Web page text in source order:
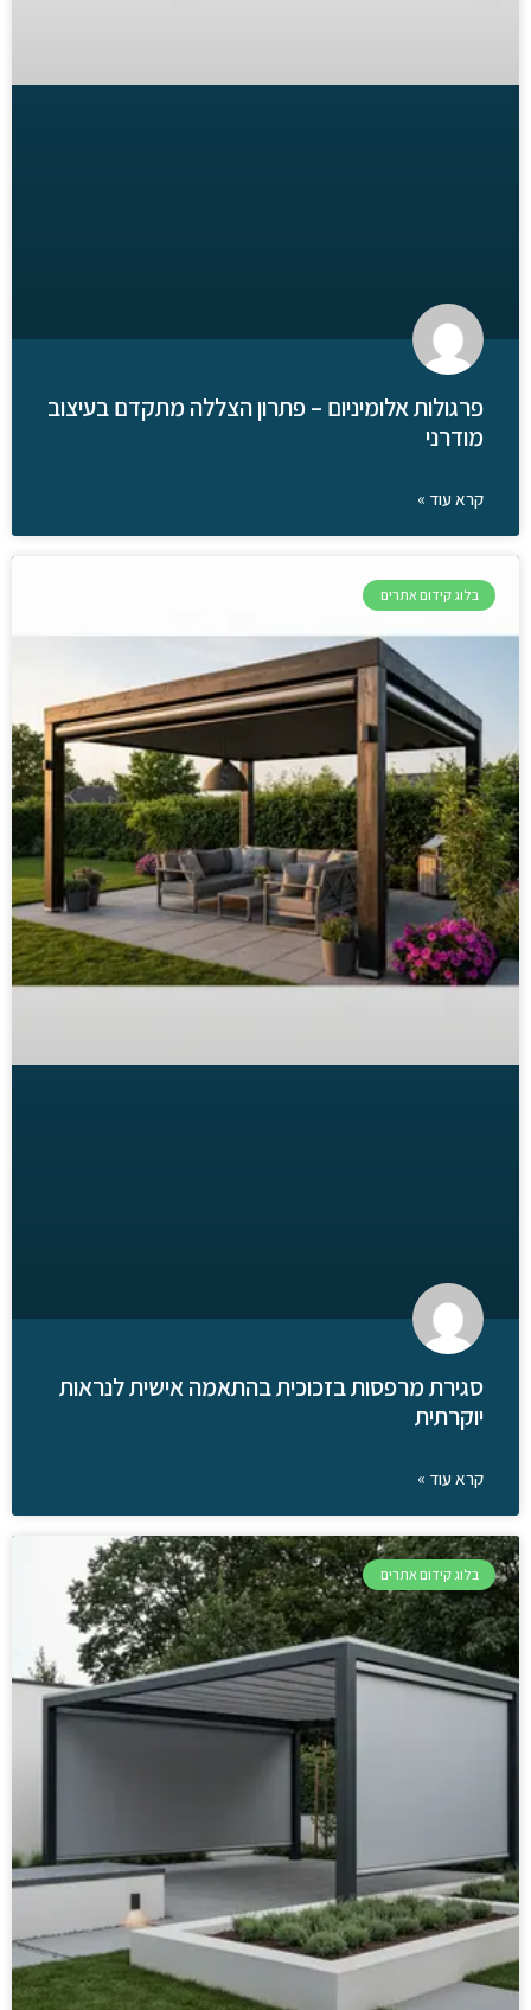
פרגולות אלומיניום – פתרון הצללה מתקדם בעיצוב
מודרני
קרא עוד »
בלוג קידום אתרים
סגירת מרפסות בזכוכית בהתאמה אישית לנראות
יוקרתית
קרא עוד »
בלוג קידום אתרים